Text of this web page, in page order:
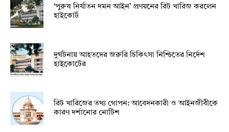
‘পুরুষ নির্যাতন দমন আইন’ প্রণয়নের রিট খারিজ করলেন
হাইকোর্ট
দুর্ঘটনায় আহতদের জরুরি চিকিৎসা নিশ্চিতের নির্দেশ
হাইকোর্টের
রিট খারিজের তথ্য গোপন: আবেদনকারী ও আইনজীবীকে
কারণ দর্শানোর নোটিশ